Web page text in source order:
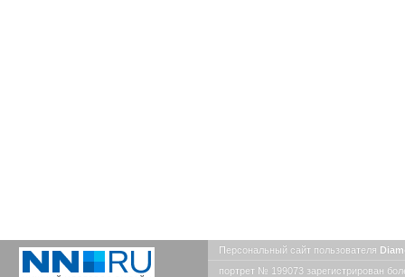
Персональный сайт пользователя
портрет № 199073 зарегистрирован